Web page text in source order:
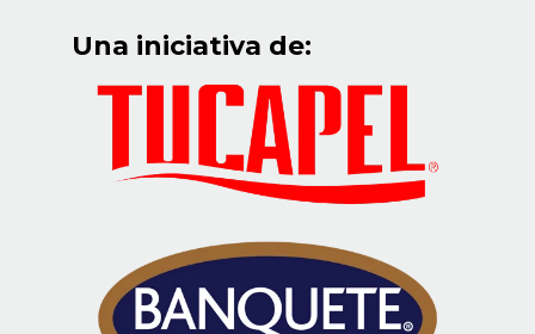
Una iniciativa de: